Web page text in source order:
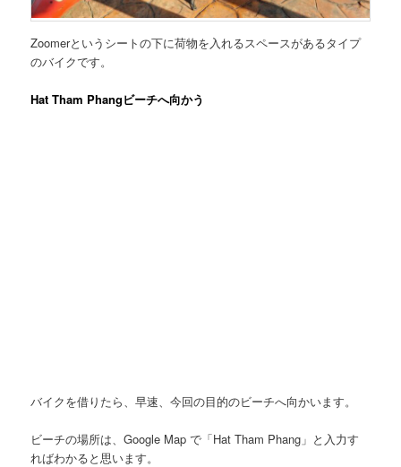
Zoomerというシートの下に荷物を入れるスペースがあるタイプ
のバイクです。
Hat Tham Phangビーチへ向かう
バイクを借りたら、早速、今回の目的のビーチへ向かいます。
ビーチの場所は、Google Map で 「Hat Tham Phang」 と入力す
ればわかると思います。